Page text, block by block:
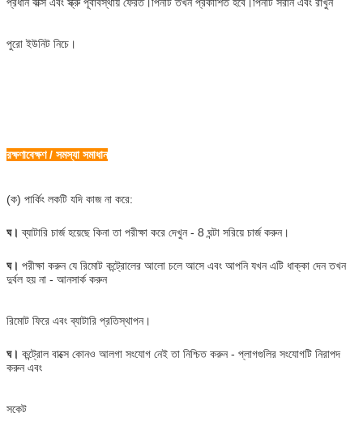
পুরো ইউনিট নিচে।
রক্ষণাবেক্ষণ / সমস্যা সমাধান
(ক) পার্কিং লকটি যদি কাজ না করে:
ঘ।ব্যাটারি চার্জ হয়েছে কিনা তা পরীক্ষা করে দেখুন - 8 ঘন্টা সরিয়ে চার্জ করুন।
ঘ। পরীক্ষা করুন যে রিমোট কন্ট্রোলের আলো চলে আসে এবং আপনি যখন এটি ধাক্কা দেন তখন
দুর্বল হয় না - আনসার্ক করুন
রিমোট ফিরে এবং ব্যাটারি প্রতিস্থাপন।
ঘ। কন্ট্রোল বাক্সে কোনও আলগা সংযোগ নেই তা নিশ্চিত করুন - প্লাগগুলির সংযোগটি নিরাপদ
করুন এবং
সকেট